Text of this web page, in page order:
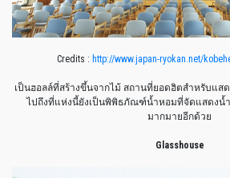
Credits : http://www.japan-ryokan.net/
เป็นฮอลล์ที่สร้างขึ้นจากไม้ สถานที่ยอดฮิตสำหรับแส
ไปถึงที่แห่งนี้ยังเป็นพิพิธภัณฑ์น้ำหอมที่จัดแสดงน้
มากมายอีกด้วย
Glasshouse